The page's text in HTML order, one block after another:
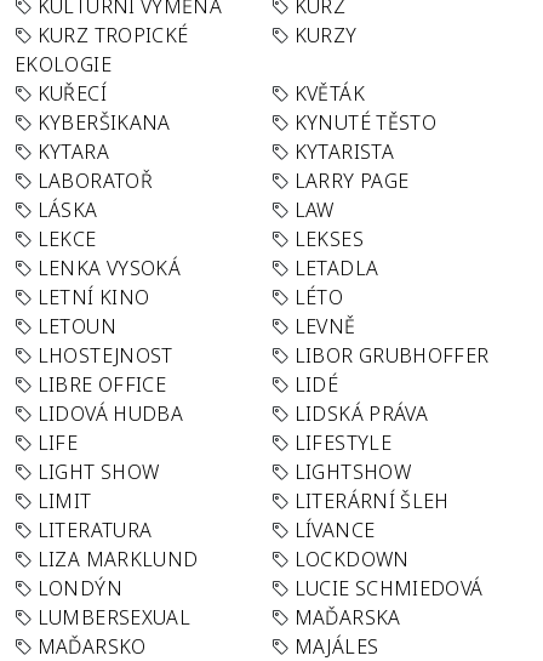
KULTURNÍ VÝMĚNA
KURZ
KURZ TROPICKÉ
EKOLOGIE
KURZY
KUŘECÍ
KVĚTÁK
KYBERŠIKANA
KYNUTÉ TĚSTO
KYTARA
KYTARISTA
LABORATOŘ
LARRY PAGE
LÁSKA
LAW
LEKCE
LEKSES
LENKA VYSOKÁ
LETADLA
LETNÍ KINO
LÉTO
LETOUN
LEVNĚ
LHOSTEJNOST
LIBOR GRUBHOFFER
LIBRE OFFICE
LIDÉ
LIDOVÁ HUDBA
LIDSKÁ PRÁVA
LIFE
LIFESTYLE
LIGHT SHOW
LIGHTSHOW
LIMIT
LITERÁRNÍ ŠLEH
LITERATURA
LÍVANCE
LIZA MARKLUND
LOCKDOWN
LONDÝN
LUCIE SCHMIEDOVÁ
LUMBERSEXUAL
MAĎARSKA
MAĎARSKO
MAJÁLES